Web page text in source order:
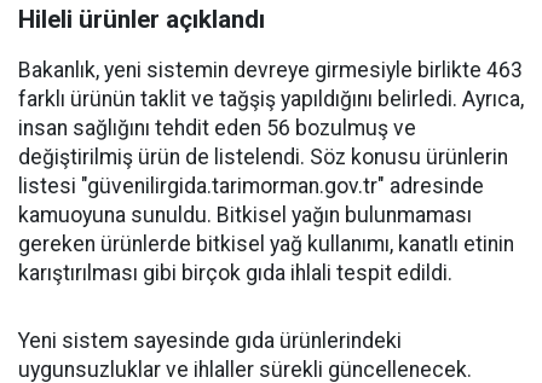
Hileli ürünler açıklandı
Bakanlık, yeni sistemin devreye girmesiyle birlikte 463
farklı ürünün taklit ve tağşiş yapıldığını belirledi. Ayrıca,
insan sağlığını tehdit eden 56 bozulmuş ve
değiştirilmiş ürün de listelendi. Söz konusu ürünlerin
listesi "güvenilirgida.tarimorman.gov.tr" adresinde
kamuoyuna sunuldu. Bitkisel yağın bulunmaması
gereken ürünlerde bitkisel yağ kullanımı, kanatlı etinin
karıştırılması gibi birçok gıda ihlali tespit edildi.
Yeni sistem sayesinde gıda ürünlerindeki
uygunsuzluklar ve ihlaller sürekli güncellenecek.